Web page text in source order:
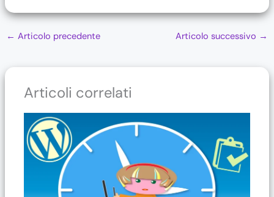
← Articolo precedente Articolo successivo →
Articoli correlati